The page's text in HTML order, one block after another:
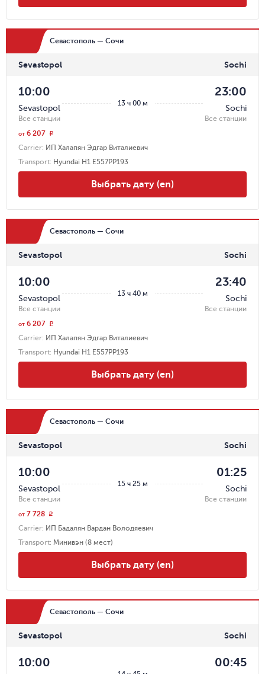
Севастополь — Сочи
Sevastopol Sochi
13 ч 00 м
10:00
Sevastopol
Все станции
23:00
Sochi
Все станции
Carrier: ИП Халапян Эдгар Виталиевич
Transport: Hyundai H1 E557PP193
от 6 207 r
Выбрать дату (en)
Севастополь — Сочи
Sevastopol Sochi
13 ч 40 м
10:00
Sevastopol
Все станции
23:40
Sochi
Все станции
Carrier: ИП Халапян Эдгар Виталиевич
Transport: Hyundai H1 E557PP193
от 6 207 r
Выбрать дату (en)
Севастополь — Сочи
Sevastopol Sochi
15 ч 25 м
10:00
Sevastopol
Все станции
01:25
Sochi
Все станции
Carrier: ИП Бадалян Вардан Володяевич
Transport: Минивэн (8 мест)
от 7 728 r
Выбрать дату (en)
Севастополь — Сочи
Sevastopol Sochi
10:00 00:45